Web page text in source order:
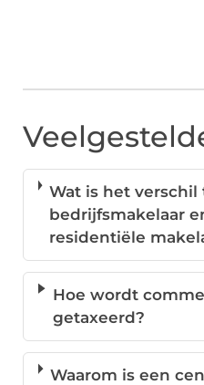
Wat is het verschil
bedrijfsmakelaar
residentiële
Hoe wordt
getaxeerd?
Waarom is een